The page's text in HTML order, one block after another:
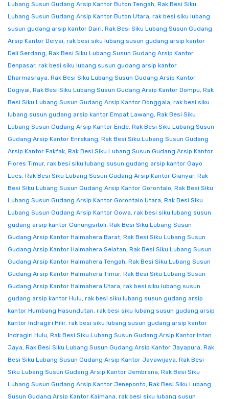
Lubang Susun Gudang Arsip Kantor Buton Tengah, Rak Besi Siku
Lubang Susun Gudang Arsip Kantor Buton Utara, rak besi siku lubang
susun gudang arsip kantor Dairi, Rak Besi Siku Lubang Susun Gudang
Arsip Kantor Deiyai, rak besi siku lubang susun gudang arsip kantor
Deli Serdang, Rak Besi Siku Lubang Susun Gudang Arsip Kantor
Denpasar, rak besi siku lubang susun gudang arsip kantor
Dharmasraya, Rak Besi Siku Lubang Susun Gudang Arsip Kantor
Dogiyai, Rak Besi Siku Lubang Susun Gudang Arsip Kantor Dompu, Rak
Besi Siku Lubang Susun Gudang Arsip Kantor Donggala, rak besi siku
lubang susun gudang arsip kantor Empat Lawang, Rak Besi Siku
Lubang Susun Gudang Arsip Kantor Ende, Rak Besi Siku Lubang Susun
Gudang Arsip Kantor Enrekang, Rak Besi Siku Lubang Susun Gudang
Arsip Kantor Fakfak, Rak Besi Siku Lubang Susun Gudang Arsip Kantor
Flores Timur, rak besi siku lubang susun gudang arsip kantor Gayo
Lues, Rak Besi Siku Lubang Susun Gudang Arsip Kantor Gianyar, Rak
Besi Siku Lubang Susun Gudang Arsip Kantor Gorontalo, Rak Besi Siku
Lubang Susun Gudang Arsip Kantor Gorontalo Utara, Rak Besi Siku
Lubang Susun Gudang Arsip Kantor Gowa, rak besi siku lubang susun
gudang arsip kantor Gunungsitoli, Rak Besi Siku Lubang Susun
Gudang Arsip Kantor Halmahera Barat, Rak Besi Siku Lubang Susun
Gudang Arsip Kantor Halmahera Selatan, Rak Besi Siku Lubang Susun
Gudang Arsip Kantor Halmahera Tengah, Rak Besi Siku Lubang Susun
Gudang Arsip Kantor Halmahera Timur, Rak Besi Siku Lubang Susun
Gudang Arsip Kantor Halmahera Utara, rak besi siku lubang susun
gudang arsip kantor Hulu, rak besi siku lubang susun gudang arsip
kantor Humbang Hasundutan, rak besi siku lubang susun gudang arsip
kantor Indragiri Hilir, rak besi siku lubang susun gudang arsip kantor
Indragiri Hulu, Rak Besi Siku Lubang Susun Gudang Arsip Kantor Intan
Jaya, Rak Besi Siku Lubang Susun Gudang Arsip Kantor Jayapura, Rak
Besi Siku Lubang Susun Gudang Arsip Kantor Jayawijaya, Rak Besi
Siku Lubang Susun Gudang Arsip Kantor Jembrana, Rak Besi Siku
Lubang Susun Gudang Arsip Kantor Jeneponto, Rak Besi Siku Lubang
Susun Gudang Arsip Kantor Kaimana, rak besi siku lubang susun